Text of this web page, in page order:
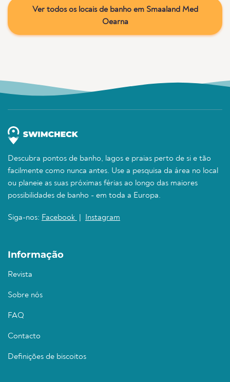
Ver todos os locais de banho em Smaaland Med
Oearna
Descubra pontos de banho, lagos e praias perto de si e tão
facilmente como nunca antes. Use a pesquisa da área no local
ou planeie as suas próximas férias ao longo das maiores
possibilidades de banho - em toda a Europa.
Siga-nos: Facebook Instagram
Informação
Revista
Sobre nós
FAQ
Contacto
Definições de biscoitos